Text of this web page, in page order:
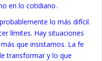
en lo cotidiano.
lo más difícil.
límites. Hay situaciones
que insistamos. La fe
transformar y lo que